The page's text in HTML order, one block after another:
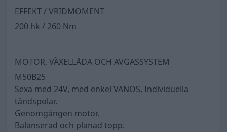
EFFEKT / VRIDMOMENT
200 hk / 260 Nm
MOTOR, VÄXELLÅDA OCH AVGASSYSTEM
M50B25
Sexa med 24V, med enkel VANOS, Individuella
tändspolar.
Genomgången motor.
Balanserad och planad topp.